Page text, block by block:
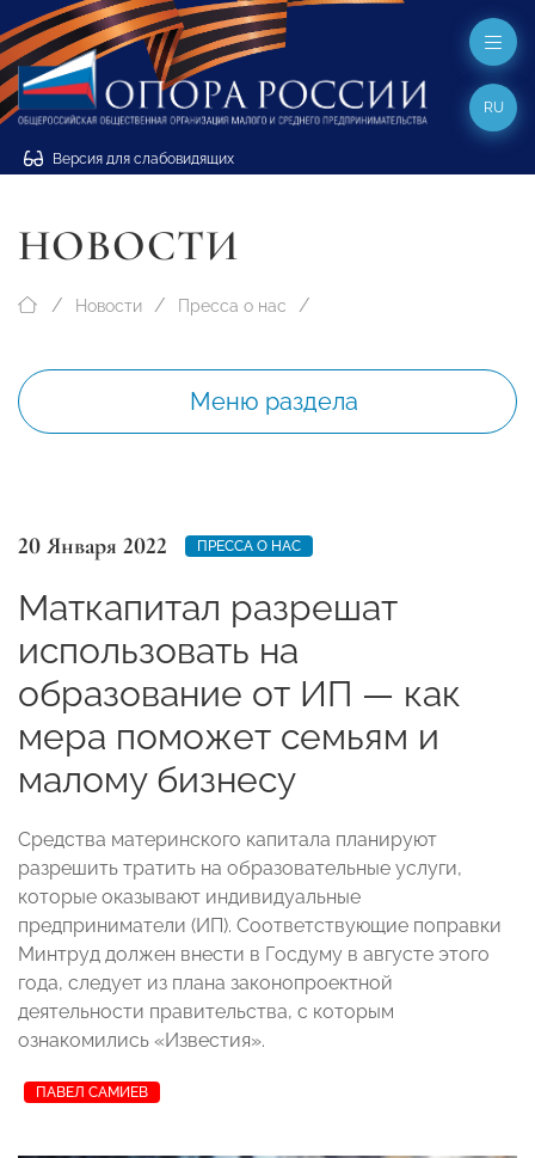
Версия для слабовидящих
RU
НОВОСТИ
Новости Пресса о нас
Меню раздела
20 Января 2022 ПРЕССА О НАС
Маткапитал разрешат
использовать на
образование от ИП — как
мера поможет семьям и
малому бизнесу
Средства материнского капитала планируют
разрешить тратить на образовательные услуги,
которые оказывают индивидуальные
предприниматели (ИП). Соответствующие поправки
Минтруд должен внести в Госдуму в августе этого
года, следует из плана законопроектной
деятельности правительства, с которым
ознакомились «Известия».
ПАВЕЛ САМИЕВ